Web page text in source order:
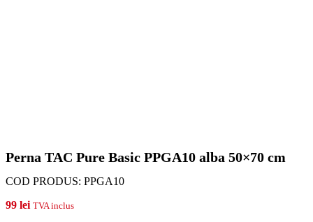
Perna TAC Pure Basic PPGA10 alba 50×70 cm
COD PRODUS: PPGA10
99 lei TVA inclus